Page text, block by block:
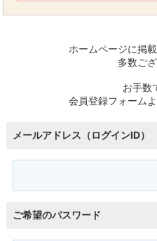
ホームページに掲
多数ござ
お手数
会員登録フォーム
メールアドレス（ログインID）
ご希望のパスワード